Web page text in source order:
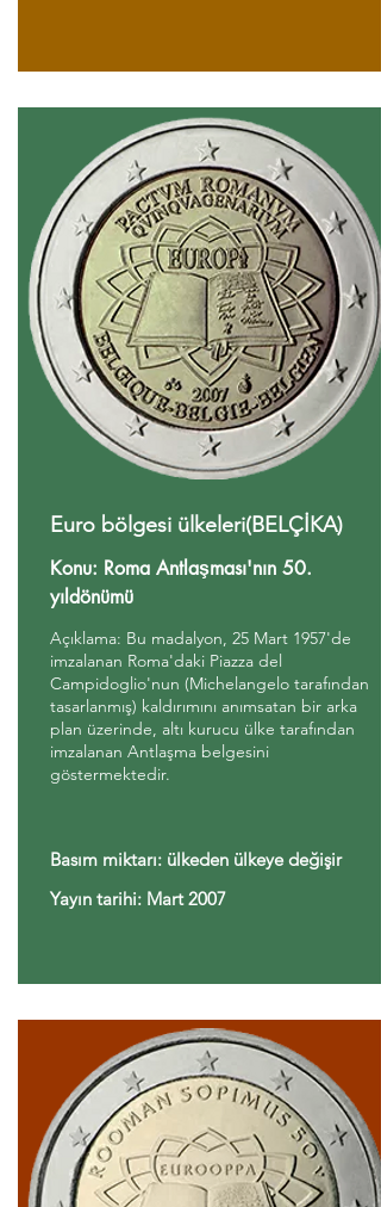
Euro bölgesi ülkeleri(BELÇİKA)
Konu: Roma Antlaşması'nın 50.
yıldönümü
Açıklama: Bu madalyon, 25 Mart 1957'de
imzalanan Roma'daki Piazza del
Campidoglio'nun (Michelangelo tarafından
tasarlanmış) kaldırımını anımsatan bir arka
plan üzerinde, altı kurucu ülke tarafından
imzalanan Antlaşma belgesini
göstermektedir.
Basım miktarı: ülkeden ülkeye değişir
Yayın tarihi: Mart 2007